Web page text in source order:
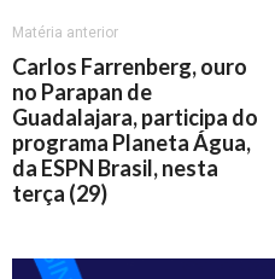
Matéria anterior
Carlos Farrenberg, ouro
no Parapan de
Guadalajara, participa do
programa Planeta Água,
da ESPN Brasil, nesta
terça (29)